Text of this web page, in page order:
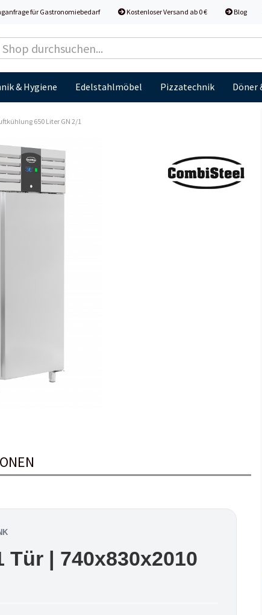
für Gastronomiebedarf Kostenloser Versand ab 0 € Blog
& Hygiene Edelstahlmöbel Pizzatechnik Döner
650 Liter GN 2/1
Tür | 740x830x2010